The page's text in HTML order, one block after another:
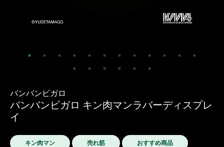
バンバンビガロ
バンバンビガロ キン肉マンラバーディスプレ
イ
キン肉マン 売れ筋 おすすめ商品